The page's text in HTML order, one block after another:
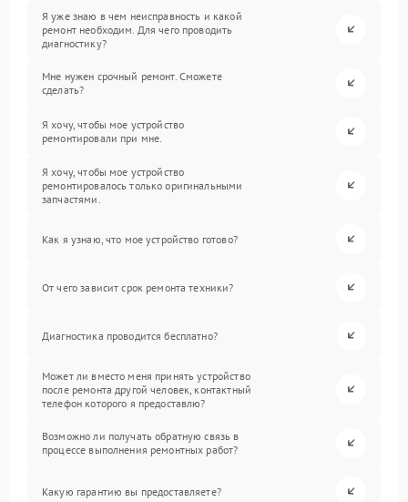
Я уже знаю в чем неисправность и какой
ремонт необходим. Для чего проводить
диагностику?
Мне нужен срочный ремонт. Сможете
сделать?
Я хочу, чтобы мое устройство
ремонтировали при мне.
Я хочу, чтобы мое устройство
ремонтировалось только оригинальными
запчастями.
Как я узнаю, что мое устройство готово?
От чего зависит срок ремонта техники?
Диагностика проводится бесплатно?
Может ли вместо меня принять устройство
после ремонта другой человек, контактный
телефон которого я предоставлю?
Возможно ли получать обратную связь в
процессе выполнения ремонтных работ?
Какую гарантию вы предоставляете?